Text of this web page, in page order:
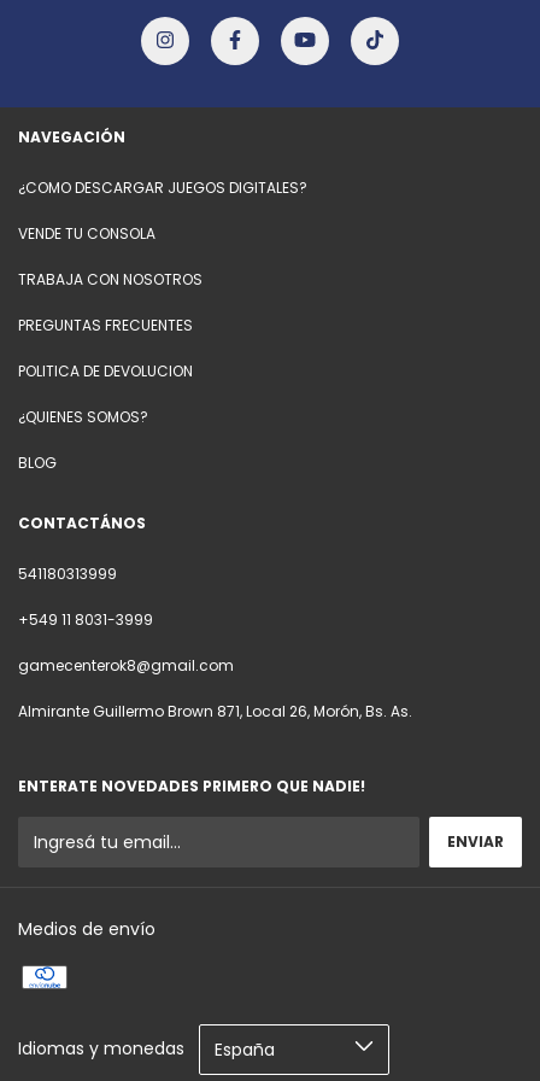
NAVEGACIÓN
¿COMO DESCARGAR JUEGOS DIGITALES?
VENDE TU CONSOLA
TRABAJA CON NOSOTROS
PREGUNTAS FRECUENTES
POLITICA DE DEVOLUCION
¿QUIENES SOMOS?
BLOG
CONTACTÁNOS
541180313999
+549 11 8031-3999
gamecenterok8@gmail.com
Almirante Guillermo Brown 871, Local 26, Morón, Bs. As.
ENTERATE NOVEDADES PRIMERO QUE NADIE!
Medios de envío
Idiomas y monedas